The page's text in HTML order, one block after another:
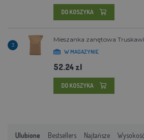
DO KOSZYKA
3
Mieszanka zanętowa
W MAGAZYNIE
52.24 zl
DO KOSZYKA
Ulubione Bestsellers Najtańsze